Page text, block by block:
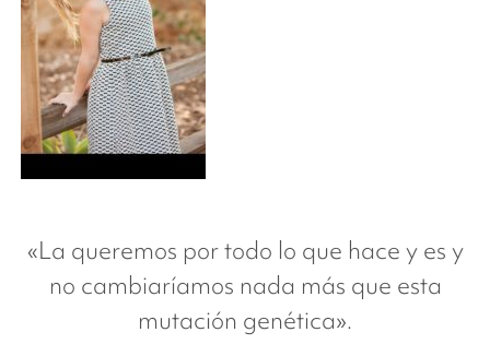
«La queremos por todo lo que hace y es y
no cambiaríamos nada más que esta
mutación genética».